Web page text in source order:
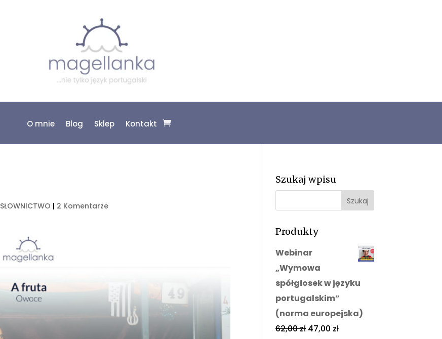
O mnie Blog Sklep Kontakt
SŁOWNICTWO | 2 Komentarze
Szukaj wpisu
Produkty
Webinar
„Wymowa
spółgłosek w języku
portugalskim”
(norma europejska)
62,00zł 47,00 zł